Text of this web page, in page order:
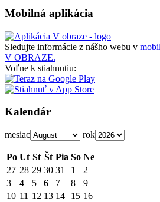
Mobilná aplikácia
Sledujte informácie z nášho webu v
V OBRAZE.
Voľne k stiahnutiu:
Kalendár
mesiac rok
Po Ut St Št Pia So Ne
27 28 29 30 31 1
2
3
4 5 6 7 8
9
10 11 12 13 14 15 16